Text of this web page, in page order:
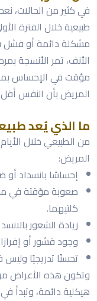
في كثير من الحالات،
طبيعية خلال الفترة
مشكلة دائمة أو فشل
الأنف، تمر الأنسجة
مؤقت في الإحساس
المريض بأن النفس أقل
ما الذي يُعد
من الطبيعي خلال
المريض:
إحساسًا بانسداد أو
صعوبة مؤقتة في
كلتيهما.
زيادة الشعور
وجود قشور أو
تحسنًا تدريجيًا وليس
وتكون هذه الأعراض
هيكلية دائمة، وتبدأ